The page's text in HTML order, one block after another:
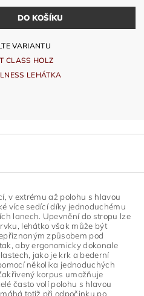
VARIANTU
CLASS HOLZ
LEHÁTKA
v extrému až polohu s hlavou
více sedící díky jednoduchému
lanech. Upevnění do stropu lze
lehátko však může být
způsobem pod
aby ergonomicky dokonale
jako je krk a bederní
několika jednoduchých
korpus umožňuje
často volí polohu s hlavou
totiž při odpočinku po